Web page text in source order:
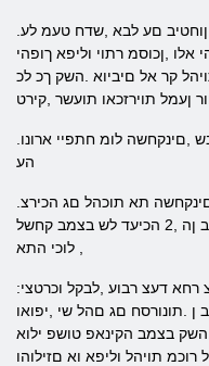
,ןכוסמ רתוי וליפא ךופהי
קר אל םיביוא .השק ךכ לכ
ןעמל תוירזכאו תועשר ,קירט
הע
הקיפר .םירבח תרבחב ןהו יאמצע ןפואב ןה ,2 הכיעד לש בצמב קחשל
:ולשמ םיישיא םינייפאמ שי ות לכל .דעצ רחא דעצ רבוע ,לבקל וכרטצי
ן .תונורסח םג םהל שי ,יפואו
.השק בצמב הקינאפ טושפ ילוא
רוכמ תויהל וליפא וא םזילוהו